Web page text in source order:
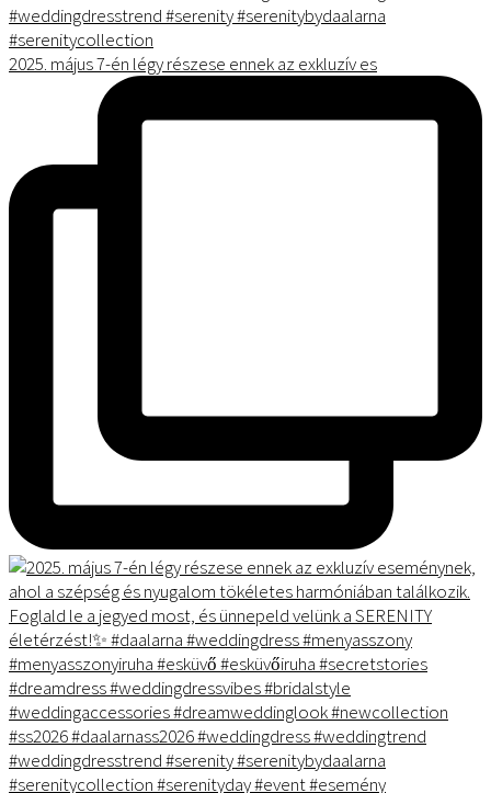
2025. május 7-én légy részese ennek az exkluzív es